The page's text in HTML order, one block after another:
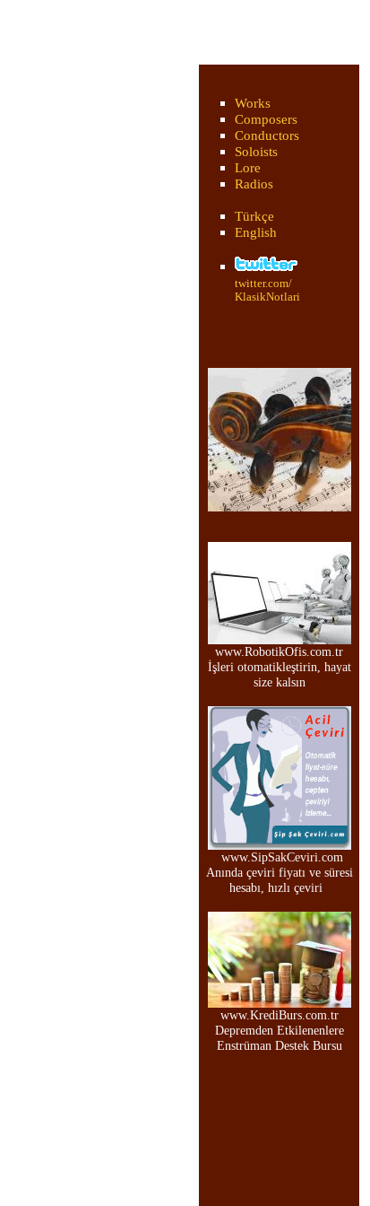
Works
Composers
Conductors
Soloists
Lore
Radios
Türkçe
English
twitter.com/
KlasikNotlari
www.RobotikOfis.com.tr
İşleri otomatikleştirin, hayat
size kalsın
www.SipSakCeviri.com
Anında çeviri fiyatı ve süresi
hesabı, hızlı çeviri
www.KrediBurs.com.tr
Depremden Etkilenenlere
Enstrüman Destek Bursu